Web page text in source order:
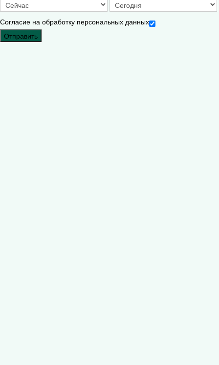
Согласие на обработку персональных данных
Отправить